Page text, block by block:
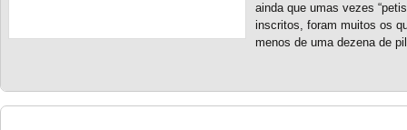
ainda que umas vezes
inscritos, foram muitos os
menos de uma dezena de